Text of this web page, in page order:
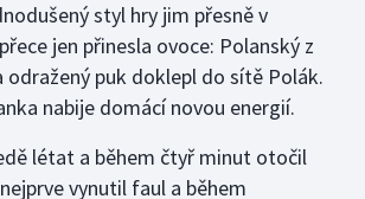
styl hry jim přesně v
jen přinesla ovoce: Polanský z
puk doklepl do sítě Polák.
nabije domácí novou energií.
létat a během čtyř minut otočil
vynutil faul a během